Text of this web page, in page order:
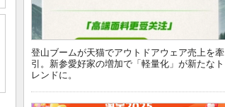
登山ブームが天猫でアウトドアウェア売上を牽
引。新参愛好家の増加で「軽量化」が新たなト
レンドに。